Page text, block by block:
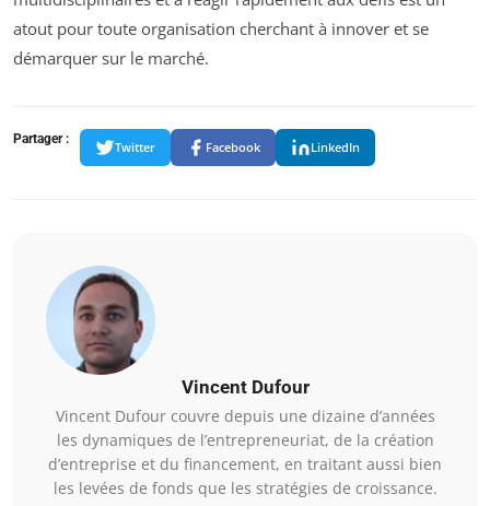
atout pour toute organisation cherchant à innover et se
démarquer sur le marché.
Partager :
Twitter Facebook LinkedIn
Vincent Dufour
Vincent Dufour couvre depuis une dizaine d’années
les dynamiques de l’entrepreneuriat, de la création
d’entreprise et du financement, en traitant aussi bien
les levées de fonds que les stratégies de croissance.